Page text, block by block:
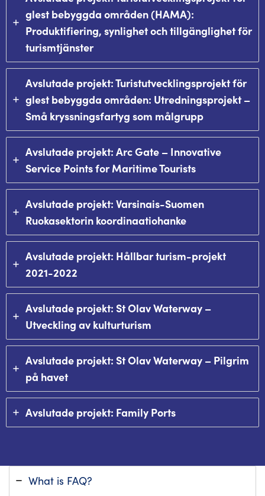
glest bebyggda områden (HAMA):
Produktifiering, synlighet och tillgänglighet för
turismtjänster
Avslutade projekt: Turistutvecklingsprojekt för
glest bebyggda områden: Utredningsprojekt –
Små kryssningsfartyg som målgrupp
Avslutade projekt: Arc Gate – Innovative
Service Points for Maritime Tourists
Avslutade projekt: Varsinais-Suomen
Ruokasektorin koordinaatiohanke
Avslutade projekt: Hållbar turism-projekt
2021-2022
Avslutade projekt: St Olav Waterway –
Utveckling av kulturturism
Avslutade projekt: St Olav Waterway – Pilgrim
på havet
Avslutade projekt: Family Ports
What is FAQ?